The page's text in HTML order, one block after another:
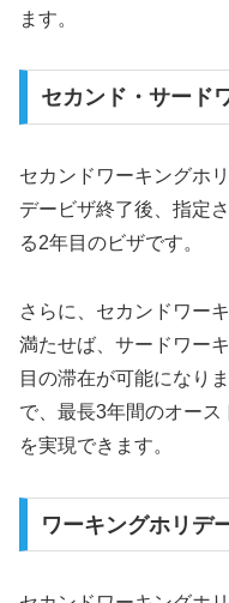
ます。
セカンド・サード
セカンドワーキングホ
デービザ終了後、指定
る2年目のビザです。
さらに、セカンドワー
満たせば、サードワー
目の滞在が可能になり
で、最長3年間のオー
を実現できます。
ワーキングホリデ